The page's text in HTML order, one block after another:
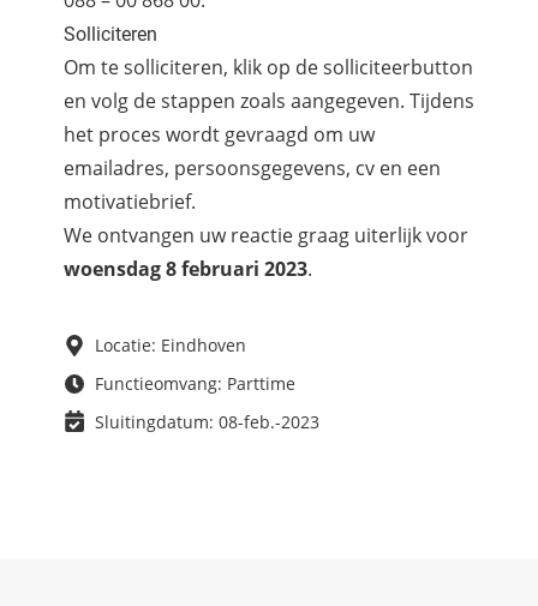
Solliciteren
Om te solliciteren, klik op de solliciteerbutton
en volg de stappen zoals aangegeven. Tijdens
het proces wordt gevraagd om uw
emailadres, persoonsgegevens, cv en een
motivatiebrief.
We ontvangen uw reactie graag uiterlijk voor
woensdag 8 februari 2023.
Locatie: Eindhoven
Functieomvang: Parttime
Sluitingdatum: 08-feb.-2023